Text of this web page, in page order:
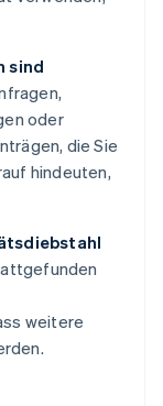
sind
oder
die Sie
hindeuten,
weitere